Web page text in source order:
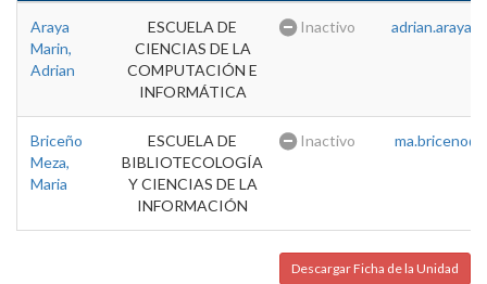
Araya
Marin,
Adrian
ESCUELA DE
CIENCIAS DE LA
COMPUTACIÓN E
INFORMÁTICA
Inactivo
Briceño
Meza,
Maria
ESCUELA DE
BIBLIOTECOLOGÍA
Y CIENCIAS DE LA
INFORMACIÓN
Inactivo
Descargar Ficha de la Unidad